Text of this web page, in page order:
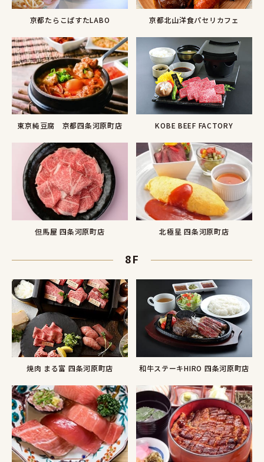
京都たらこぱすたLABO 京都北山洋食パセリカフェ
東京純豆腐 京都四条河原町店 KOBE BEEF FACTORY
但馬屋 四条河原町店 北極星 四条河原町店
8F
焼肉 まる富 四条河原町店 和牛ステーキHIRO 四条河原町店